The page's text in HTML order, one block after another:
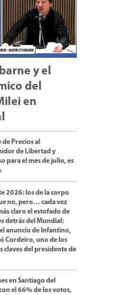
y el
del
en
de Precios al
de Libertad y
para el mes de julio, es
2026: los de la corpo
no, pero… cada vez
claro el estofado de
detrás del Mundial:
anuncio de Infantino,
Cordeiro, uno de los
claves del presidente de
en Santiago del
el 66% de los votos,